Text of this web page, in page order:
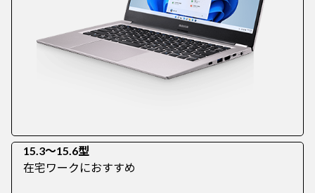
15.3～15.6型
在宅ワークにおすすめ